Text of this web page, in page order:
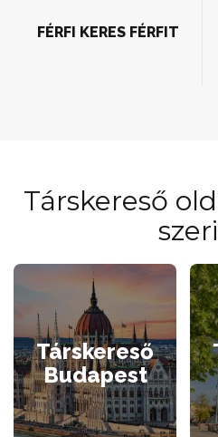
FÉRFI KERES FÉRFIT
Társkereső
Társkereső
Budapest